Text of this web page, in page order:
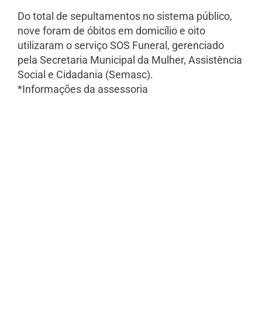
Do total de sepultamentos no sistema público,
nove foram de óbitos em domicílio e oito
utilizaram o serviço SOS Funeral, gerenciado
pela Secretaria Municipal da Mulher, Assistência
Social e Cidadania (Semasc).
*Informações da assessoria